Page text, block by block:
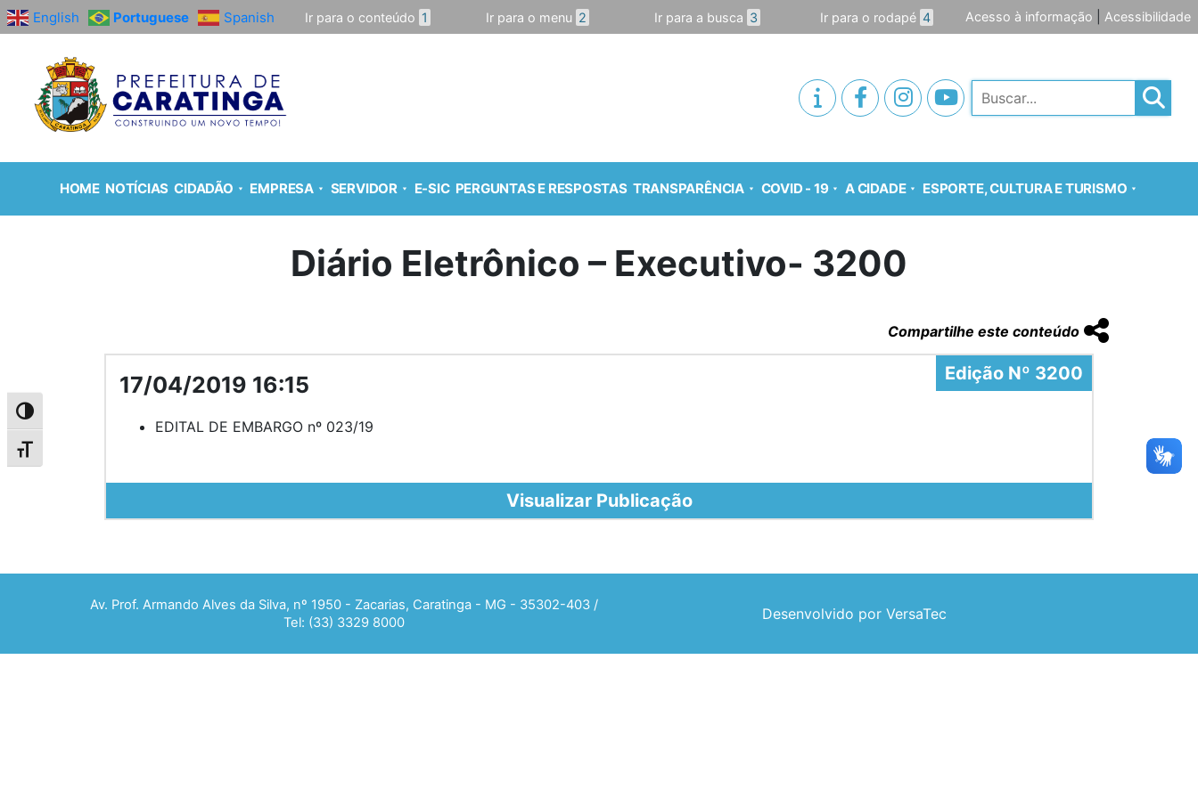
Alternar alto contraste
Alternar tamanho da fonte
English Portuguese Spanish Ir para o conteúdo 1 Ir para o menu 2 Ir para a busca 3 Ir para o rodapé 4 Acesso à informação Acessibilidade
Pesquisar
HOME NOTÍCIAS CIDADÃO EMPRESA SERVIDOR E-SIC PERGUNTAS E RESPOSTAS TRANSPARÊNCIA COVID - 19 A CIDADE ESPORTE, CULTURA E TURISMO
Diário Eletrônico – Executivo- 3200
Compartilhe este conteúdo
Edição Nº 3200
17/04/2019 16:15
EDITAL DE EMBARGO nº 023/19
Visualizar Publicação
Av. Prof. Armando Alves da Silva, nº 1950 - Zacarias, Caratinga - MG - 35302-403 /
Tel: (33) 3329 8000
Desenvolvido por VersaTec